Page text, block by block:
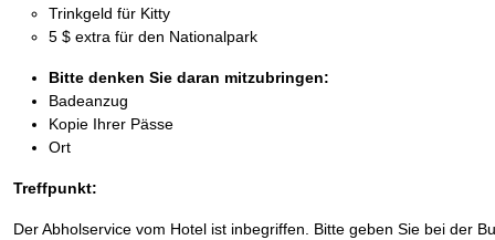
Trinkgeld für Kitty
5 $ extra für den Nationalpark
Bitte denken Sie daran mitzubringen:
Badeanzug
Kopie Ihrer Pässe
Ort
Treffpunkt:
Der Abholservice vom Hotel ist inbegriffen. Bitte geben Sie bei der